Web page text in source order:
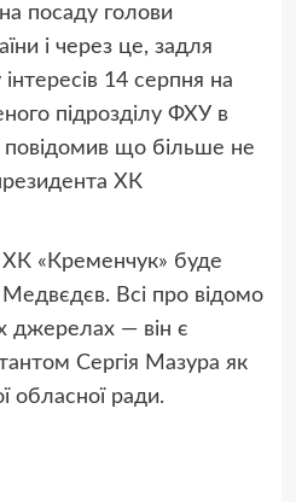
посаду голови
і через це, задля
14 серпня на
підрозділу ФХУ в
повідомив що більше не
ХК
«Кременчук» буде
Всі про відомо
джерелах — він є
Сергія Мазура як
обласної ради.